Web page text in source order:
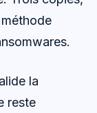
la
reste